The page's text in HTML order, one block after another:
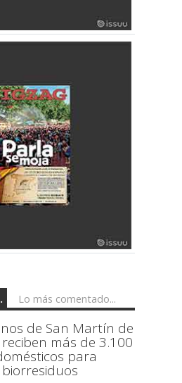
Lo más comentado...
de San Martín de
reciben más de 3.100
para